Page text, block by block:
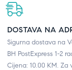
DOSTAVA NA
Sigurna dostava na
BH PostExpress 1-2
Cijena: 10.00 KM.